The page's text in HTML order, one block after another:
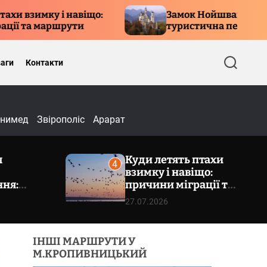
Замок Нойшванштайн – культова
туристична перлина Баварії
Контакти
П
Звірополіс Арарат
та
4
Куди летять птахи
взимку і навіщо:
причини міграції та
маршрути
27.07.2026
ІНШІ МАРШРУТИ У
М.КРОПИВНИЦЬКИЙ